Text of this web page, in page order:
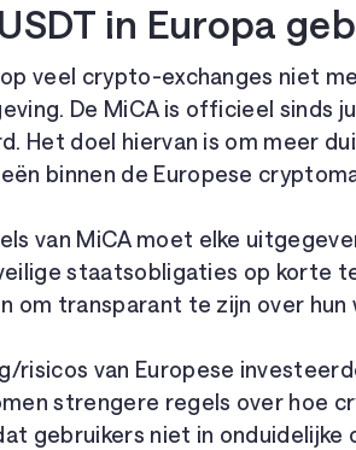
in Europa
op veel crypto-exchanges niet
De MiCA is officieel sinds
Het doel hiervan is om meer
binnen de Europese
van MiCA moet elke
staatsobligaties op korte
om transparant te zijn over hun
risicos van Europese
strengere regels over hoe
gebruikers niet in